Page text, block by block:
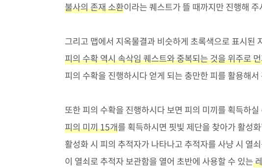
불사의 존재 소환이라는 퀘스트가 뜰 때까지만 진행해
그리고 맵에서 지옥물결과 비슷하게 초록색으로 표시된
피의 수확 역시 속삭임 퀘스트와 중복되는 것을 위주로
피의 수확을 진행하시다 얻게 되는 충만한 피를 활용해
또한 피의 수확을 진행하시다 보면 피의 미끼를 획득하
피의 미끼 15개를 획득하시면 핏빛 제단을 찾아가 활성
활성화 시 피의 추적자가 나타나고 추적자를 사냥 시 열
이 열쇠로 추적자 보관함을 열어 초반에 사용할 수 있는